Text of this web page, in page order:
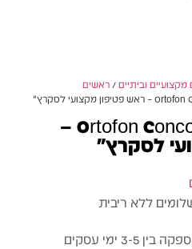
מקצועיים וביתיים /ראשים
Ortofon Concorde MKII Scratch –
לסקרץ׳
5 ימי עסקים